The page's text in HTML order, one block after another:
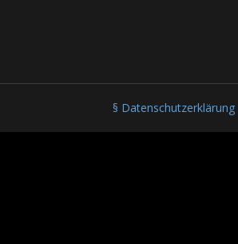
§ Datenschutzerklärung